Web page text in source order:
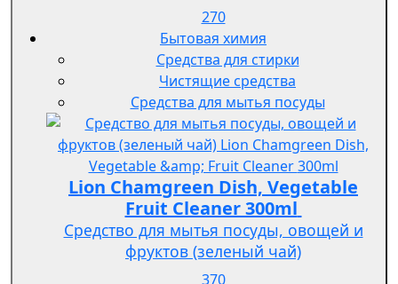
270
Бытовая химия
Средства для стирки
Чистящие средства
Средства для мытья посуды
Lion Chamgreen Dish, Vegetable
Fruit Cleaner 300ml
Средство для мытья посуды, овощей и
фруктов (зеленый чай)
370